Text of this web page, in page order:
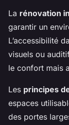
La rénovation
garantir un
L’accessibilité
visuels ou
le confort mais
Les principes
espaces
des portes